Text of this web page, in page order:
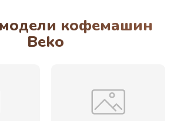
счетчика воды
1000 руб.
(центральное заварочное
кофемашин
Beko